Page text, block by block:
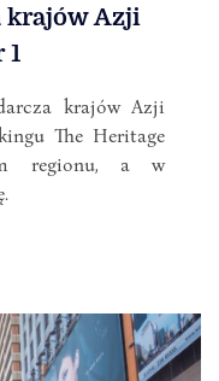
krajów Azji
1
krajów Azji
The Heritage
regionu, a w